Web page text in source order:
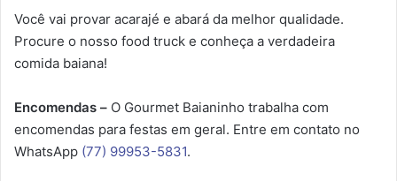
Você vai provar acarajé e abará da melhor qualidade.
Procure o nosso food truck e conheça a verdadeira
comida baiana!
Encomendas – O Gourmet Baianinho trabalha com
encomendas para festas em geral. Entre em contato no
WhatsApp (77) 99953-5831.